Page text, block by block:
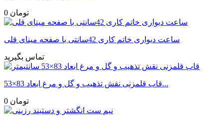
0 تومان
ساعت دیواری خاتم کاری 42سانتی با صفحه مینای قلی
تماس بگیرید
قاب قلمزنی نقش تذهیب و گل و مرغ ابعاد 83×53...
0 تومان